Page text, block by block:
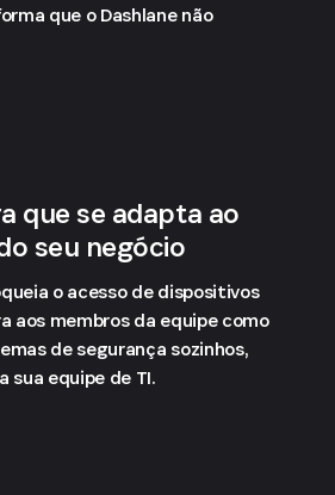
que o Dashlane não
que se adapta ao
seu negócio
o acesso de dispositivos
aos membros da equipe como
de segurança sozinhos,
sua equipe de TI.